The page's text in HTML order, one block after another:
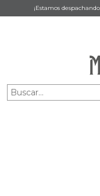
¡Estamos